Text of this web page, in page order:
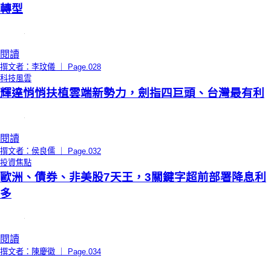
轉型
閱讀
撰文者：李玟儀 ｜ Page.028
科技風雲
輝達悄悄扶植雲端新勢力，劍指四巨頭、台灣最有利
閱讀
撰文者：侯良儒 ｜ Page.032
投資焦點
歐洲、債券、非美股7天王，3關鍵字超前部署降息利
多
閱讀
撰文者：陳慶徽 ｜ Page.034